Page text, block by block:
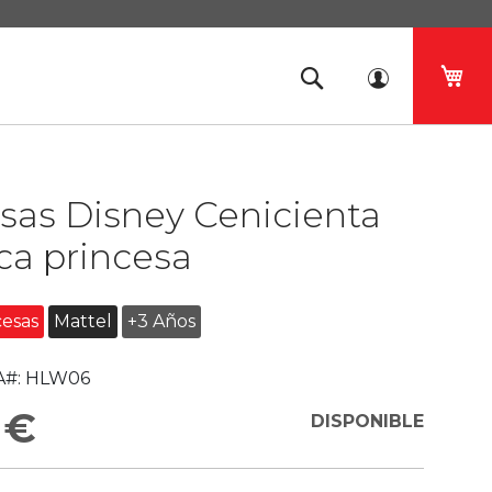
Disney Cenicienta
princesa
Mattel +3 Años
HLW06
€ DISPONIBLE